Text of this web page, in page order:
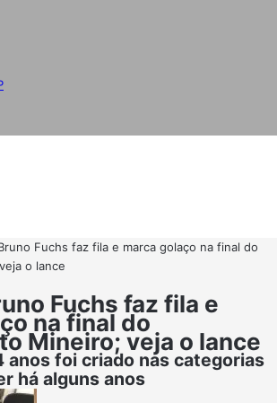
Fuchs faz fila e marca golaço na final do
o lance
Fuchs faz fila e
na final do
Mineiro; veja o lance
anos foi criado nas categorias
há alguns anos